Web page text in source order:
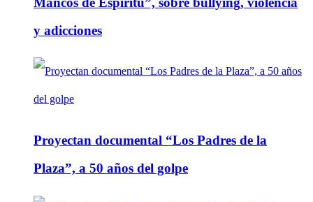
y adicciones
Proyectan documental “Los Padres de la
Plaza”, a 50 años del golpe